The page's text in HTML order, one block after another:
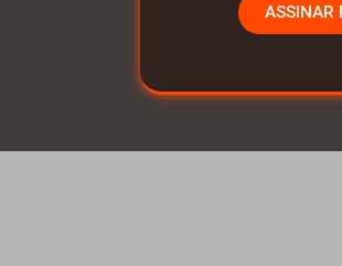
ASSINAR